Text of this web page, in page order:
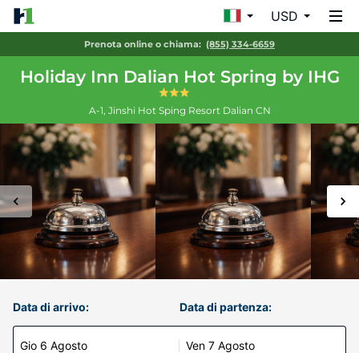
USD
Prenota online o chiama: (855) 334-6659
Holiday Inn Dalian Hot Spring by IHG
A-1, Jinshi Hot Sping Resort Dalian CN
Data di arrivo:
Gio 6 Agosto
Data di partenza:
Ven 7 Agosto